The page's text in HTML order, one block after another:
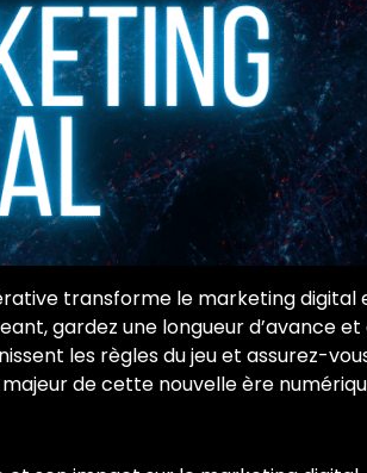
transforme le marketing
gardez une longueur
les règles du jeu et assurez-
de cette nouvelle ère